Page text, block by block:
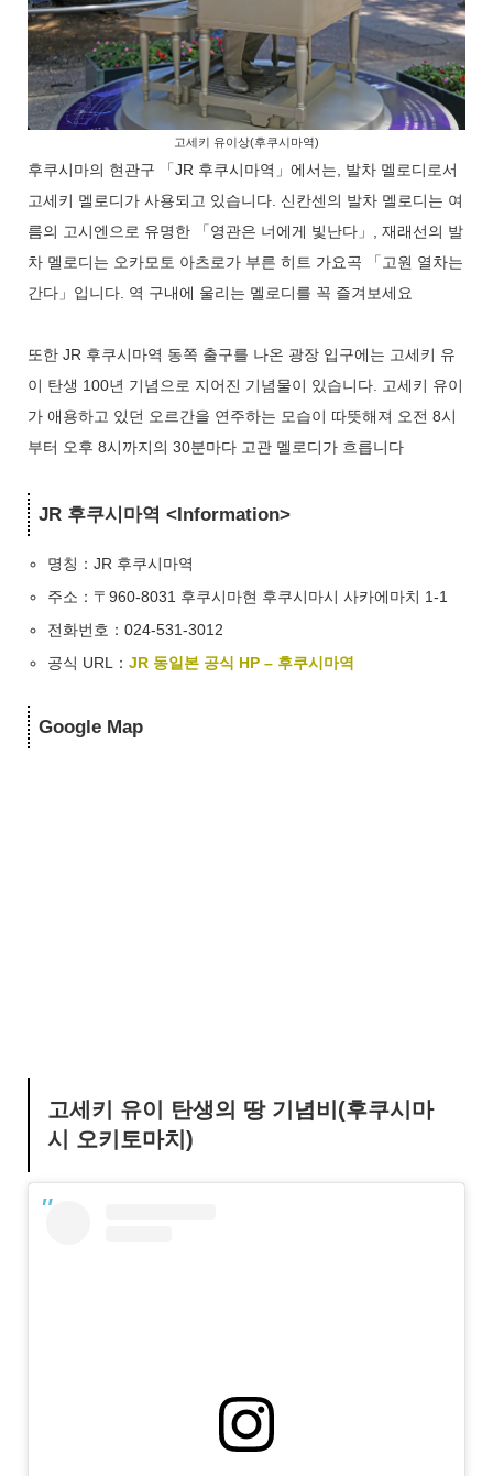
고세키 유이상(후쿠시마역)
후쿠시마의 현관구 「JR 후쿠시마역」에서는, 발차 멜로디로서
고세키 멜로디가 사용되고 있습니다. 신칸센의 발차 멜로디는 여
름의 고시엔으로 유명한 「영관은 너에게 빛난다」, 재래선의 발
차 멜로디는 오카모토 아츠로가 부른 히트 가요곡 「고원 열차는
간다」입니다. 역 구내에 울리는 멜로디를 꼭 즐겨보세요
또한 JR 후쿠시마역 동쪽 출구를 나온 광장 입구에는 고세키 유
이 탄생 100년 기념으로 지어진 기념물이 있습니다. 고세키 유이
가 애용하고 있던 오르간을 연주하는 모습이 따뜻해져 오전 8시
부터 오후 8시까지의 30분마다 고관 멜로디가 흐릅니다
JR 후쿠시마역 <Information>
명칭：JR 후쿠시마역
주소：〒960-8031 후쿠시마현 후쿠시마시 사카에마치 1-1
전화번호：024-531-3012
공식 URL：JR 동일본 공식 HP – 후쿠시마역
Google Map
고세키 유이 탄생의 땅 기념비(후쿠시마
시 오키토마치)